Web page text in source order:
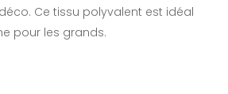
Ce tissu polyvalent est idéal
pour les grands.